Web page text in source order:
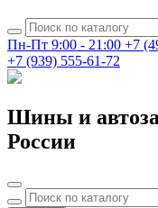
Пн-Пт 9:00 - 21:00 +7
+7 (939) 555-61-72
Шины и
России